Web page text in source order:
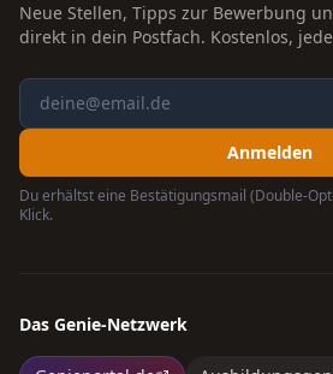
Neue Stellen, Tipps zur Bewerbung
direkt in dein Postfach. Kostenlos,
Anmelden
Du erhältst eine Bestätigungsmail (Double-
Klick.
Das Genie-Netzwerk